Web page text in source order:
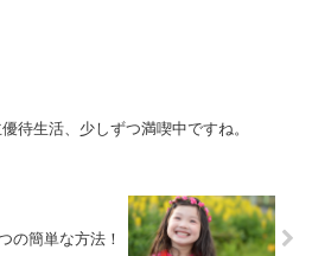
待生活、少しずつ満喫中ですね。
の簡単な方法！